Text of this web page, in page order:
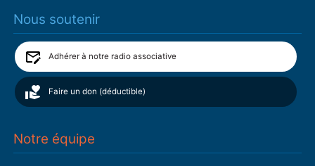
Nous soutenir
Adhérer à notre radio associative
Faire un don (déductible)
Notre équipe